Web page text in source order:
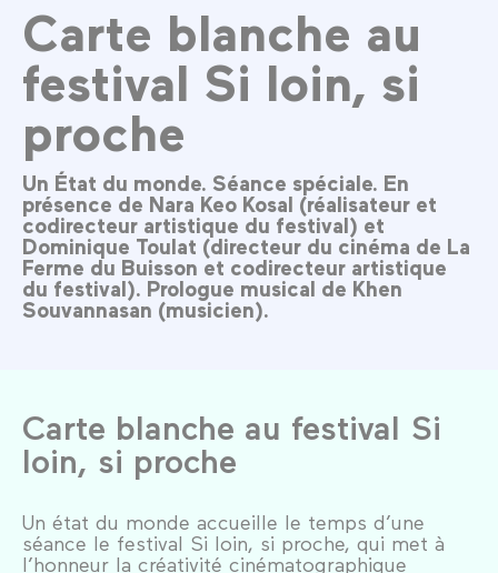
Carte blanche au
festival Si loin, si
proche
Un État du monde. Séance spéciale. En
présence de Nara Keo Kosal (réalisateur et
codirecteur artistique du festival) et
Dominique Toulat (directeur du cinéma de La
Ferme du Buisson et codirecteur artistique
du festival). Prologue musical de Khen
Souvannasan (musicien).
Carte blanche au festival Si
loin, si proche
Un état du monde accueille le temps d’une
séance le festival Si loin, si proche, qui met à
l’honneur la créativité cinématographique